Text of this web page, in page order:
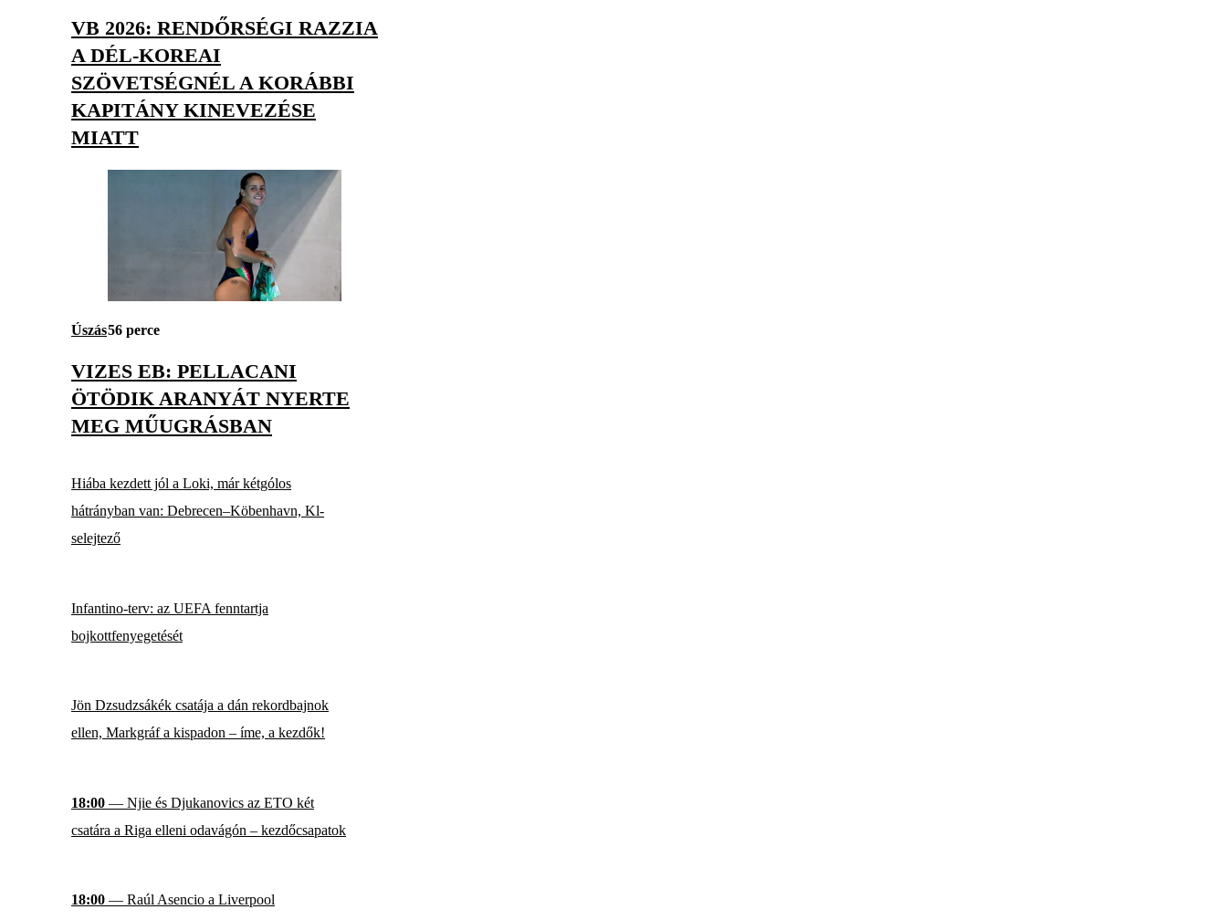
VB 2026: RENDŐRSÉGI RAZZIA
A DÉL-KOREAI
SZÖVETSÉGNÉL A KORÁBBI
KAPITÁNY KINEVEZÉSE
MIATT
Úszás56 perce
VIZES EB: PELLACANI
ÖTÖDIK ARANYÁT NYERTE
MEG MŰUGRÁSBAN
Hiába kezdett jól a Loki, már kétgólos
hátrányban van: Debrecen–Köbenhavn, Kl-
selejtező
Infantino-terv: az UEFA fenntartja
bojkottfenyegetését
Jön Dzsudzsákék csatája a dán rekordbajnok
ellen, Markgráf a kispadon – íme, a kezdők!
18:00 — Njie és Djukanovics az ETO két
csatára a Riga elleni odavágón – kezdőcsapatok
18:00 — Raúl Asencio a Liverpool